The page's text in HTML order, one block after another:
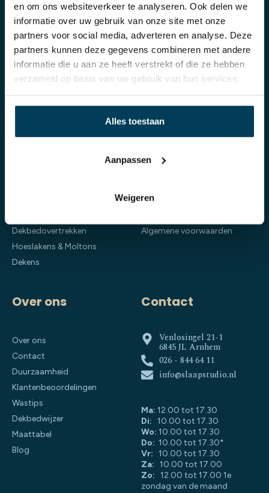
en om ons websiteverkeer te analyseren. Ook delen we
informatie over uw gebruik van onze site met onze
partners voor social media, adverteren en analyse. Deze
partners kunnen deze gegevens combineren met andere
informatie die u aan ze heeft verstrekt of die ze hebben
verzameld op basis van uw gebruik van hun services.
Alles toestaan
Aanpassen
Weigeren
Slaap Studio
Al meer dan 70 jaar Damminga in Arnhem
Producten
Boxsprings
Dekbedovertrekken
Hoeslakens & Moltons
Dekens
Klantenservice
Bestellen
Garantie
Algemene voorwaarden
Over ons
Over ons
Contact
Duurzaamheid
Klantenbeoordelingen
Wastips
Dekbedwijzer
Maattabel
Blog
Contact
Venlosingel 21-1
6845 JL Arnhem
026 - 844 64 11
info@slaapstudio.nl
Ma: 12.00 tot 17.30
Di: 10.00 tot 17.30
Wo: 10.00 tot 17.30
Do: 10.00 tot 17.30*
Vr: 10.00 tot 17.30
Za: 10.00 tot 17.00
Zo: 12.00 tot 17.00 1e
zondag van de maand